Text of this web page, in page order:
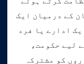
کے درمیان ایک
ادارے یا فرد
لیے حکومت،
کو مشترکہ